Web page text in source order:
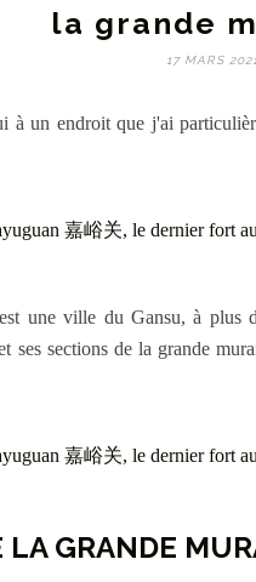
la grande
17 MARS 2021
à un endroit que j'ai
est une ville du Gansu, à plus
ses sections de la grande
LA GRANDE